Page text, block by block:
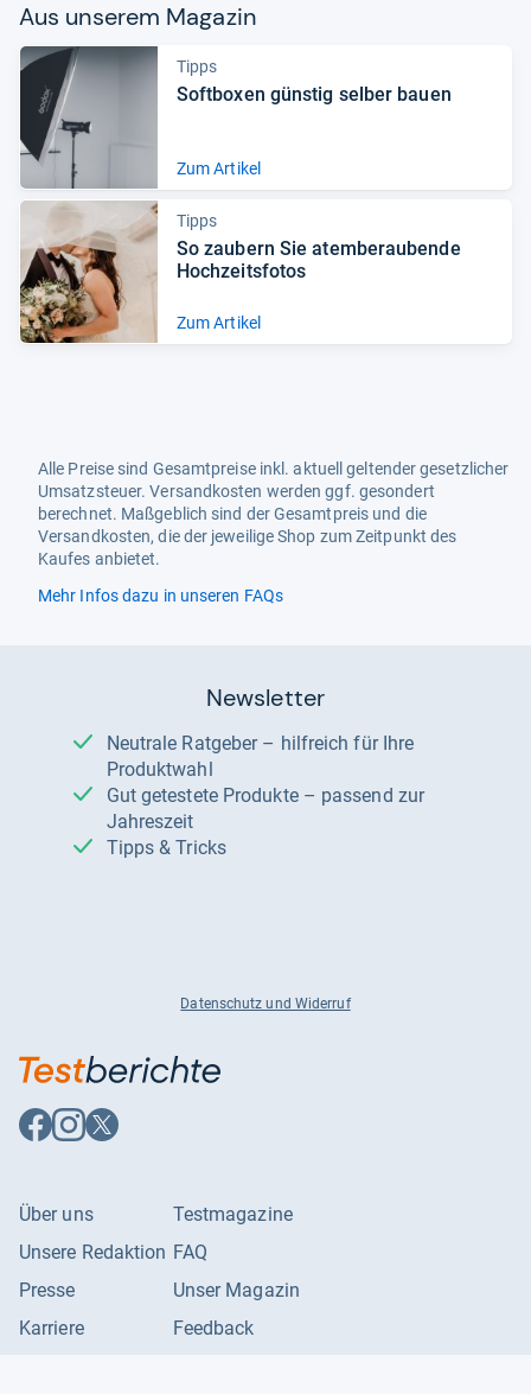
Aus unse­rem Maga­zin
Tipps
Soft­bo­xen güns­tig sel­ber bauen
Zum Artikel
Tipps
So zau­bern Sie atem­be­rau­bende
Hoch­zeits­fo­tos
Zum Artikel
Alle Preise sind Gesamtpreise inkl. aktuell geltender gesetzlicher
Umsatzsteuer. Versandkosten werden ggf. gesondert
berechnet. Maßgeblich sind der Gesamtpreis und die
Versandkosten, die der jeweilige Shop zum Zeitpunkt des
Kaufes anbietet.
Mehr Infos dazu in unseren FAQs
Newsletter
Neutrale Ratgeber – hilfreich für Ihre
Produktwahl
Gut getestete Produkte – passend zur
Jahreszeit
Tipps & Tricks
Datenschutz und Widerruf
Auf
Facebook
Auf
Instagram
Auf
X
Über uns
Unsere Redaktion
Presse
Karriere
Testmagazine
FAQ
Unser Magazin
Feedback